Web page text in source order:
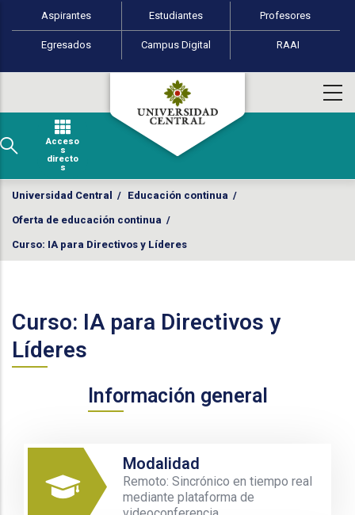
Pasar al contenido principal
Perfiles de usuario
Aspirantes Estudiantes Profesores
Egresados Campus Digital RAAI
Acceso
s
directo
s
Universidad Central / Educación continua /
Oferta de educación continua /
Curso: IA para Directivos y Líderes
Curso: IA para Directivos y
Líderes
Información general
Modalidad
Remoto: Sincrónico en tiempo real
mediante plataforma de